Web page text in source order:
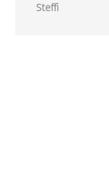
Steffi